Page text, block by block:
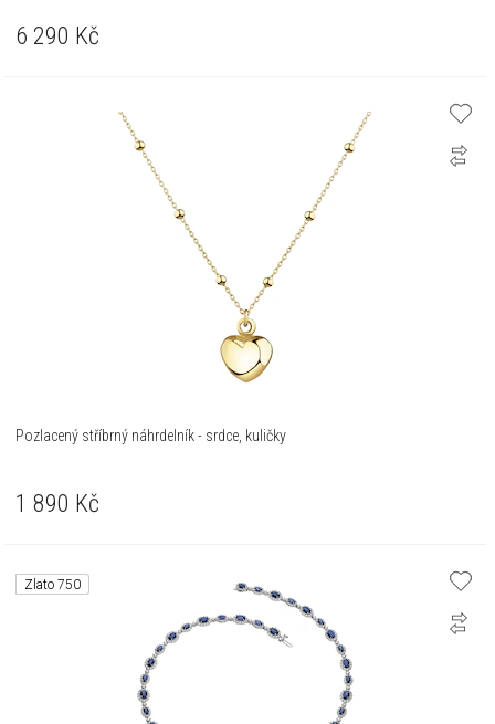
6 290 Kč
Pozlacený stříbrný náhrdelník - srdce, kuličky
1 890 Kč
Zlato 750